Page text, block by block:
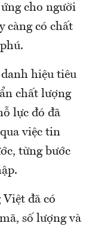
cho người
càng có chất
hiệu tiêu
chất lượng
lực đó đã
việc tin
từng bước
Việt đã có
số lượng và